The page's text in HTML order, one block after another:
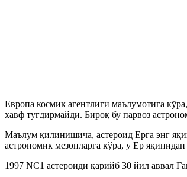
Европа космик агентлиги маълумотига
хавф туғдирмайди. Бироқ бу парвоз
Маълум қилинишича, астероид Ерга энг
астрономик мезонларга кўра, у Ер
1997 NC1 астероиди қарийб 30 йил аввал